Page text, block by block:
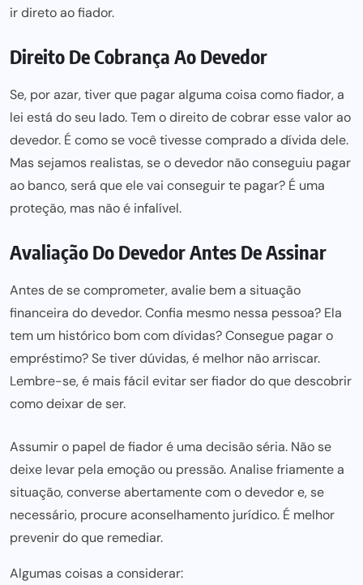
ir direto ao fiador.
Direito De Cobrança Ao Devedor
Se, por azar, tiver que pagar alguma coisa como fiador, a
lei está do seu lado. Tem o direito de cobrar esse valor ao
devedor. É como se você tivesse comprado a dívida dele.
Mas sejamos realistas, se o devedor não conseguiu pagar
ao banco, será que ele vai conseguir te pagar? É uma
proteção, mas não é infalível.
Avaliação Do Devedor Antes De Assinar
Antes de se comprometer, avalie bem a situação
financeira do devedor. Confia mesmo nessa pessoa? Ela
tem um histórico bom com dívidas? Consegue pagar o
empréstimo? Se tiver dúvidas, é melhor não arriscar.
Lembre-se, é mais fácil evitar ser fiador do que descobrir
como deixar de ser.
Assumir o papel de fiador é uma decisão séria. Não se
deixe levar pela emoção ou pressão. Analise friamente a
situação, converse abertamente com o devedor e, se
necessário, procure aconselhamento jurídico. É melhor
prevenir do que remediar.
Algumas coisas a considerar: